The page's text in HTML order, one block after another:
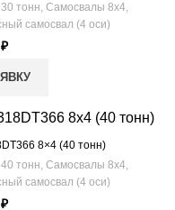
тонн, Самосвалы 8х4,
самосвал (4 оси)
₽
8×4 (40 тонн)
тонн, Самосвалы 8х4,
самосвал (4 оси)
₽